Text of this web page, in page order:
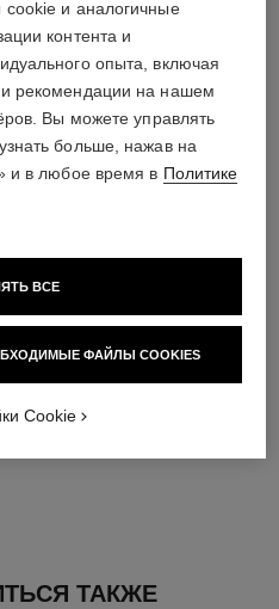
огранки общим весом
в зависимости
ТАКЖЕ
cookie и аналогичные
контента и
опыта, включая
рекомендации на нашем
Вы можете управлять
больше, нажав на
и в любое время в Политике
ФАЙЛЫ COOKIES
ВСЕ
Cookie